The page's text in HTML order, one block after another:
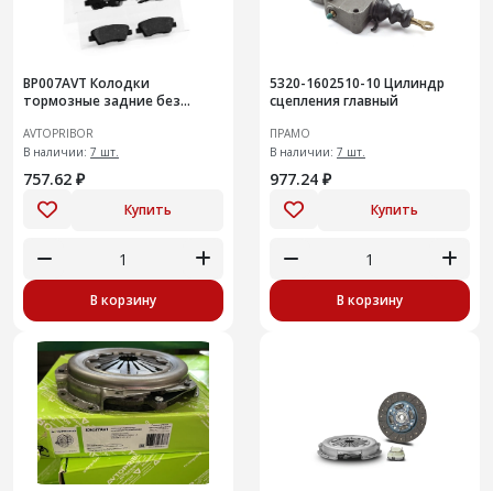
BP007AVT Колодки
тормозные задние без
Rio (10-)
AVTOPRIBOR
В наличии: 7 шт.
757.62 ₽
Купить
В корзину
5320-1602510-10 Цилиндр
сцепления главный
ПРАМО
В наличии: 7 шт.
977.24 ₽
Купить
В корзину